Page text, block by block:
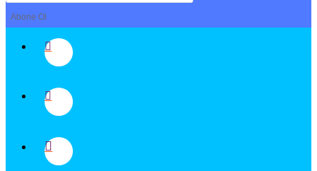
Abone Ol